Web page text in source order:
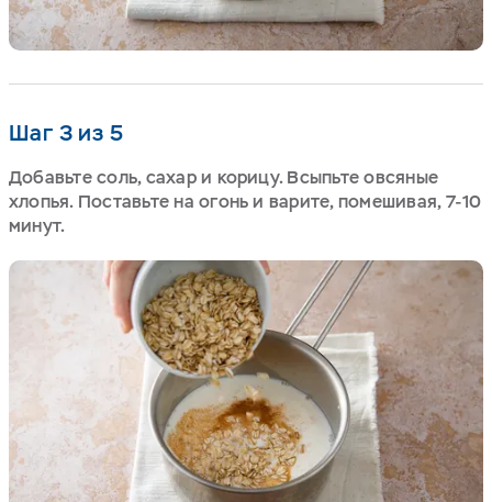
Шаг 3 из 5
Добавьте соль, сахар и корицу. Всыпьте овсяные
хлопья. Поставьте на огонь и варите, помешивая, 7-10
минут.